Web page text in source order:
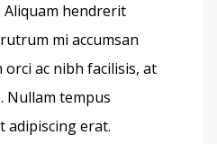
Aliquam hendrerit
mi accumsan
orci ac nibh facilisis, at
Nullam tempus
adipiscing erat.